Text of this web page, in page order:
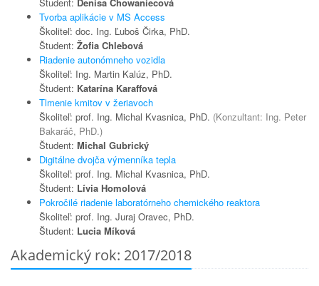
Tvorba aplikácie v MS Access
Školiteľ: doc. Ing. Ľuboš Čirka, PhD.
Študent: Žofia Chlebová
Riadenie autonómneho vozidla
Školiteľ: Ing. Martin Kalúz, PhD.
Študent: Katarína Karaffová
Tlmenie kmitov v žeriavoch
Školiteľ: prof. Ing. Michal Kvasnica, PhD. (Konzultant: Ing. Peter
Bakaráč, PhD.)
Študent: Michal Gubrický
Digitálne dvojča výmenníka tepla
Školiteľ: prof. Ing. Michal Kvasnica, PhD.
Študent: Lívia Homolová
Pokročilé riadenie laboratórneho chemického reaktora
Školiteľ: prof. Ing. Juraj Oravec, PhD.
Študent: Lucia Míková
Akademický rok: 2017/2018